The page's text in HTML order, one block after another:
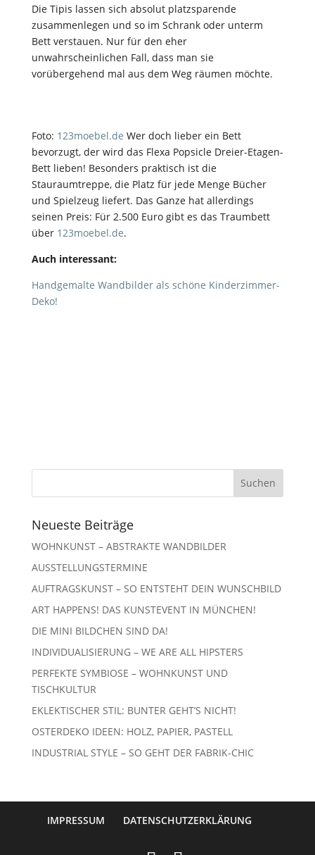
Die Tipis lassen sich absolut platzsparende
zusammenlegen und so im Schrank oder unterm
Bett verstauen. Nur für den eher
unwahrscheinlichen Fall, dass man sie
vorübergehend mal aus dem Weg räumen möchte.
Foto: 123moebel.de Wer doch lieber ein Bett
bevorzugt, der wird das Flexa Popsicle Dreier-Etagen-
Bett lieben! Besonders praktisch ist die
Stauraumtreppe, die Platz für jede Menge Bücher
und Spielzeug liefert. Das Ganze hat allerdings
seinen Preis: Für 2.500 Euro gibt es das Traumbett
über 123moebel.de.
Auch interessant:
Handgemalte Wandbilder als schöne Kinderzimmer-
Deko!
Neueste Beiträge
WOHNKUNST – ABSTRAKTE WANDBILDER
AUSSTELLUNGSTERMINE
AUFTRAGSKUNST – SO ENTSTEHT DEIN WUNSCHBILD
ART HAPPENS! DAS KUNSTEVENT IN MÜNCHEN!
DIE MINI BILDCHEN SIND DA!
INDIVIDUALISIERUNG – WE ARE ALL HIPSTERS
PERFEKTE SYMBIOSE – WOHNKUNST UND
TISCHKULTUR
EKLEKTISCHER STIL: BUNTER GEHT’S NICHT!
OSTERDEKO IDEEN: HOLZ, PAPIER, PASTELL
INDUSTRIAL STYLE – SO GEHT DER FABRIK-CHIC
IMPRESSUM DATENSCHUTZERKLÄRUNG